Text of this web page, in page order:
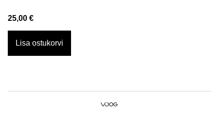
25,00 €
Lisa ostukorvi